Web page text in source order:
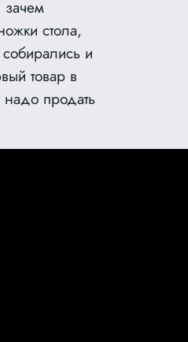
стола,
и
товар в
продать